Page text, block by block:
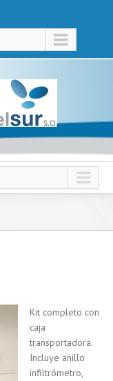
Kit completo con
caja
transportadora.
Incluye anillo
infiltrómetro,